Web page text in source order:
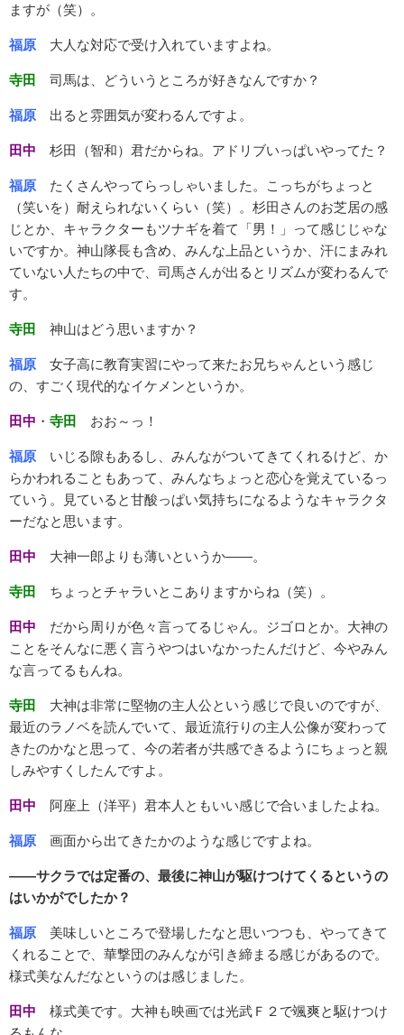
ますが（笑）。
福原 大人な対応で受け入れていますよね。
寺田 司馬は、どういうところが好きなんですか？
福原 出ると雰囲気が変わるんですよ。
田中 杉田（智和）君だからね。アドリブいっぱいやってた？
福原 たくさんやってらっしゃいました。こっちがちょっと
（笑いを）耐えられないくらい（笑）。杉田さんのお芝居の感
じとか、キャラクターもツナギを着て「男！」って感じじゃな
いですか。神山隊長も含め、みんな上品というか、汗にまみれ
ていない人たちの中で、司馬さんが出るとリズムが変わるんで
す。
寺田 神山はどう思いますか？
福原 女子高に教育実習にやって来たお兄ちゃんという感じ
の、すごく現代的なイケメンというか。
田中 ・ 寺田 おお～っ！
福原 いじる隙もあるし、みんながついてきてくれるけど、か
らかわれることもあって、みんなちょっと恋心を覚えているっ
ていう。見ていると甘酸っぱい気持ちになるようなキャラクタ
ーだなと思います。
田中 大神一郎よりも薄いというか――。
寺田 ちょっとチャラいとこありますからね（笑）。
田中 だから周りが色々言ってるじゃん。ジゴロとか。大神の
ことをそんなに悪く言うやつはいなかったんだけど、今やみん
な言ってるもんね。
寺田
大神は非常に堅物の主人公という感じで良いのですが、
最近のラノベを読んでいて、最近流行りの主人公像が変わって
きたのかなと思って、今の若者が共感できるようにちょっと親
しみやすくしたんですよ。
田中 阿座上（洋平）君本人ともいい感じで合いましたよね。
福原 画面から出てきたかのような感じですよね。
――サクラでは定番の、最後に神山が駆けつけてくるというの
はいかがでしたか？
福原 美味しいところで登場したなと思いつつも、やってきて
くれることで、華撃団のみんなが引き締まる感じがあるので。
様式美なんだなというのは感じました。
田中 様式美です。大神も映画では光武Ｆ２で颯爽と駆けつけ